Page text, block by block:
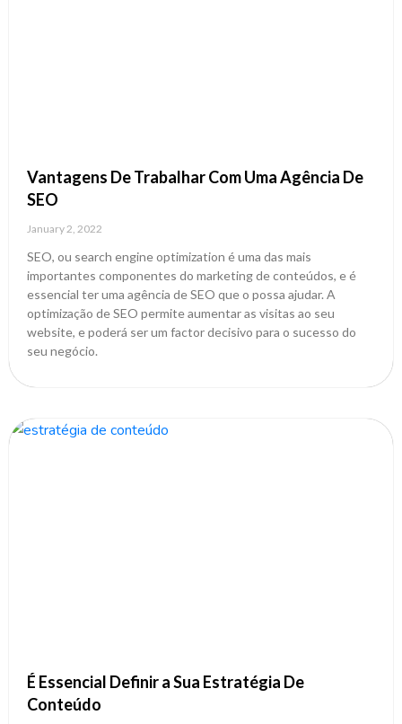
Vantagens De Trabalhar Com Uma Agência De
SEO
January 2, 2022
SEO, ou search engine optimization é uma das mais
importantes componentes do marketing de conteúdos, e é
essencial ter uma agência de SEO que o possa ajudar. A
optimização de SEO permite aumentar as visitas ao seu
website, e poderá ser um factor decisivo para o sucesso do
seu negócio.
É Essencial Definir a Sua Estratégia De
Conteúdo